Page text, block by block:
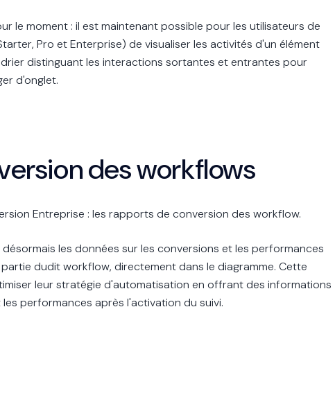
le moment : il est maintenant possible pour les utilisateurs de
Pro et Enterprise) de visualiser les activités d'un élément
distinguant les interactions sortantes et entrantes pour
d'onglet.
des workflows
Entreprise : les rapports de conversion des workflow.
les données sur les conversions et les performances
dudit workflow, directement dans le diagramme. Cette
leur stratégie d'automatisation en offrant des informations
performances après l'activation du suivi.